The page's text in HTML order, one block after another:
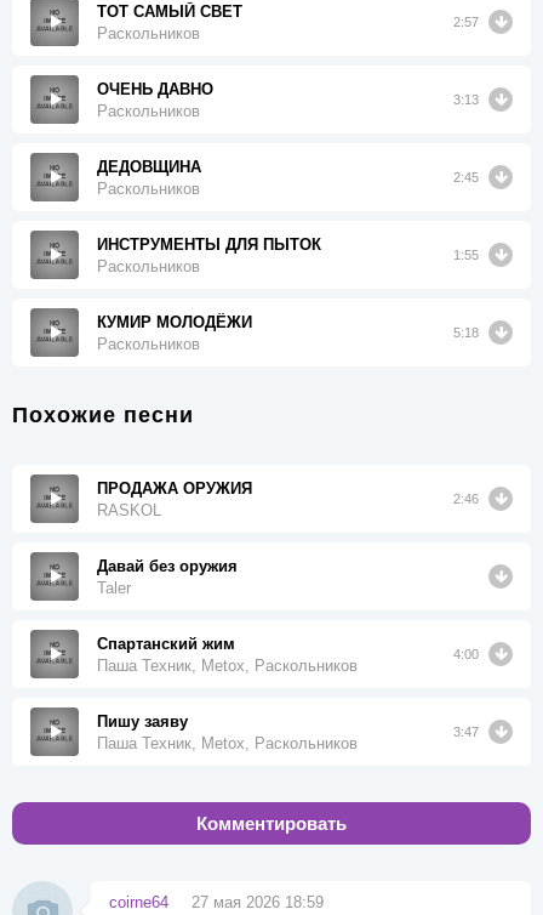
ТОТ САМЫЙ СВЕТ
Раскольников
2:57
ОЧЕНЬ ДАВНО
Раскольников
3:13
ДЕДОВЩИНА
Раскольников
2:45
ИНСТРУМЕНТЫ ДЛЯ ПЫТОК
Раскольников
1:55
КУМИР МОЛОДЁЖИ
Раскольников
5:18
Похожие песни
ПРОДАЖА ОРУЖИЯ
RASKOL
2:46
Давай без оружия
Taler
Спартанский жим
Паша Техник, Metox, Раскольников
4:00
Пишу заяву
Паша Техник, Metox, Раскольников
3:47
Комментировать
coirne64
27 мая 2026 18:59